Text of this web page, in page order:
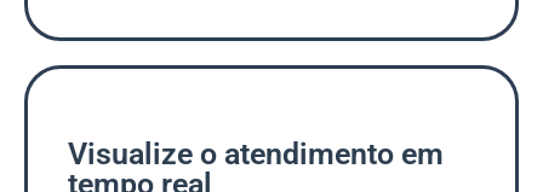
Visualize o atendimento em
tempo real